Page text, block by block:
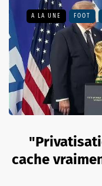
A LA UNE FOOT
cache